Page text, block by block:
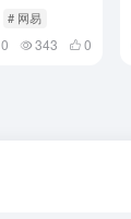
# 网易
0 343 0